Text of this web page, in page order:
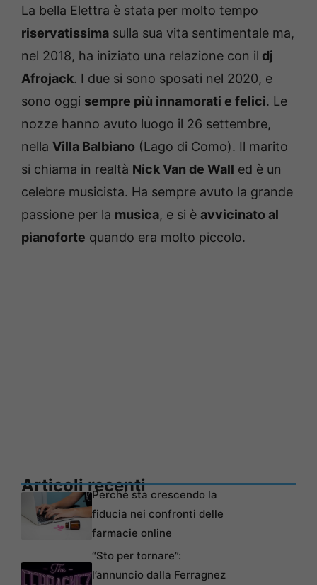
La bella Elettra è stata per molto tempo
riservatissima sulla sua vita sentimentale ma,
nel 2018, ha iniziato una relazione con il dj
Afrojack. I due si sono sposati nel 2020, e
sono oggi sempre più innamorati e felici. Le
nozze hanno avuto luogo il 26 settembre,
nella Villa Balbiano (Lago di Como). Il marito
si chiama in realtà Nick Van de Wall ed è un
celebre musicista. Ha sempre avuto la grande
passione per la musica, e si è avvicinato al
pianoforte quando era molto piccolo.
Articoli recentiPerché sta crescendo la
fiducia nei confronti delle
farmacie online
“Sto per tornare”:
l’annuncio dalla Ferragnez